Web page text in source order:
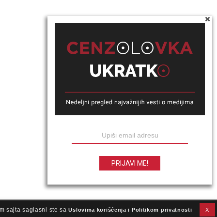
sajta saglasni ste saUslovima korišćenja i Politikom privatnosti X